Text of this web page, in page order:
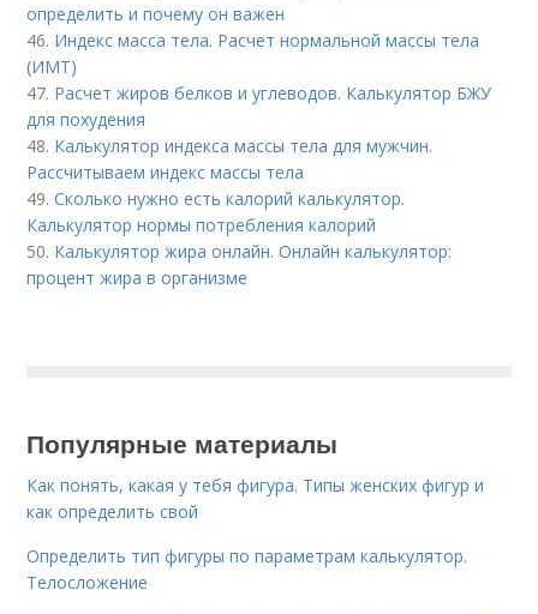
определить и почему он важен
46. Индекс масса тела. Расчет нормальной массы тела
(ИМТ)
47. Расчет жиров белков и углеводов. Калькулятор БЖУ
для похудения
48. Калькулятор индекса массы тела для мужчин.
Рассчитываем индекс массы тела
49.Сколько нужно есть калорий калькулятор.
Калькулятор нормы потребления калорий
50. Калькулятор жира онлайн. Онлайн калькулятор:
процент жира в организме
Популярные материалы
Как понять, какая у тебя фигура. Типы женских фигур и
как определить свой
Определить тип фигуры по параметрам калькулятор.
Телосложение